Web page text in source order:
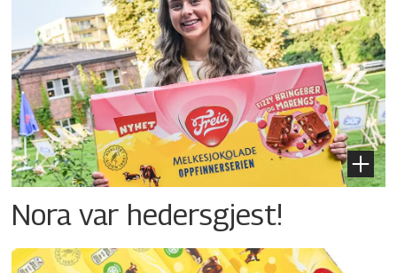
Nora var hedersgjest!